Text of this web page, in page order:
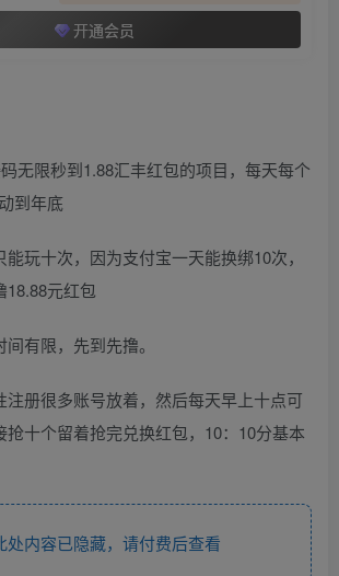
开通会员
无限秒到1.88汇丰红包的项目，每天每个
到年底
玩十次，因为支付宝一天能换绑10次，
18.88元红包
有限，先到先撸。
注册很多账号放着，然后每天早上十点可
抢十个留着抢完兑换红包，10：10分基本
内容已隐藏，请付费后查看